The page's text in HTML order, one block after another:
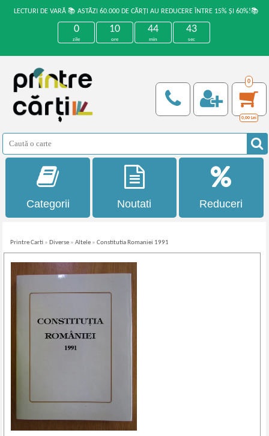
LECTURI DE VARĂ 📚 ASTĂZI 60.000 DE CĂRȚI AU REDUCERE ÎNTRE 15% ȘI 60%!📚
0
zile
10
ore
44
min
43
sec
0
0,00 Lei
Categorii Noutati Reduceri
Printre Carti » Diverse »Altele »Constitutia Romaniei 1991